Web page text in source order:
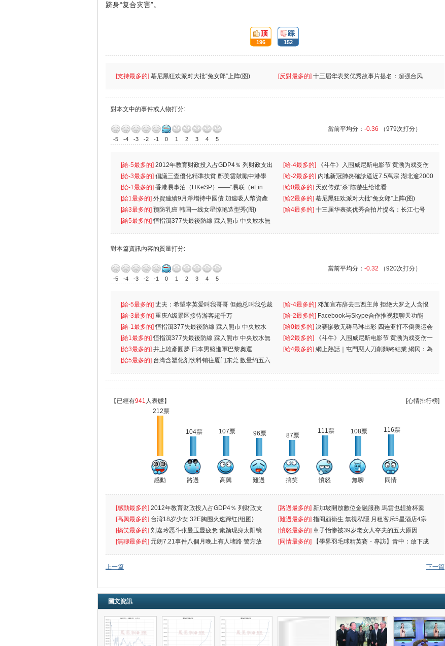
跻身“复合灾害”。
頂:
196
踩:
152
[支持最多的] 慕尼黑狂欢派对大批“兔女郎”上阵(图) [反對最多的] 十三届华表奖优秀故事片提名：超强台风
對本文中的事件或人物打分:
-5 -4 -3 -2 -1 0 1 2 3 4 5
當前平均分： -0.36 （979次打分）
[給-5最多的] 2012年教育财政投入占GDP4％ 列财政支出
首位
[給-4最多的]
《斗牛》入围威尼斯电影节 黄渤为戏受伤
一
[給-3最多的] 倡議三查優化精準扶貧 鄺美雲鼓勵中港學
生
[給-2最多的] 內地新冠肺炎確診逼近7.5萬宗 湖北逾2000
人
[給-1最多的] 香港易事泊（HKeSP）——“易联（eLin
k）”项目
[給0最多的] 天娱传媒“杀”陈楚生给谁看
[給1最多的] 外資連續9月淨增持中國債 加速吸人幣資產 [給2最多的] 慕尼黑狂欢派对大批“兔女郎”上阵(图)
[給3最多的] 预防乳癌 韩国一线女星惊艳造型秀(图) [給4最多的] 十三届华表奖优秀合拍片提名：长江七号
[給5最多的]恒指瀉377失最後防線 踩入熊市 中央放水無
對本篇資訊內容的質量打分:
-5 -4 -3 -2 -1 0 1 2 3 4 5
當前平均分： -0.32 （920次打分）
[給-5最多的] 丈夫：希望李英爱叫我哥哥 但她总叫我总裁
先
[給-4最多的] 邓加宣布辞去巴西主帅 拒绝大罗之人含恨
离
[給-3最多的] 重庆A级景区接待游客超千万 [給-2最多的] Facebook与Skype合作推视频聊天功能
[給-1最多的]恒指瀉377失最後防線 踩入熊市 中央放水
無
[給0最多的] 决赛惨败无碍马琳出彩 四连亚打不倒奥运会
[給1最多的]恒指瀉377失最後防線 踩入熊市 中央放水無 [給2最多的]
《斗牛》入围威尼斯电影节 黄渤为戏受伤一
[給3最多的] 井上雄彥圓夢 日本男籃進軍巴黎奧運 [給4最多的] 網上熱話｜屯門惡人刀削麵終結業 網民：為
[給5最多的] 台湾含塑化剂饮料销往厦门东莞 数量约五六
[心情排行榜]
【已經有941 人表態】
212票
感動
104票
路過
107票
高興
96票
難過
87票
搞笑
111票
憤怒
108票
無聊
116票
同情
[感動最多的] 2012年教育财政投入占GDP4％ 列财政支
出首位
[路過最多的] 新加坡開放數位金融服務 馬雲也想搶杯羹
[高興最多的] 台湾18岁少女 32E胸围火速蹿红(组图) [難過最多的] 指罔顧衞生 無視私隱 月租客斥5星酒店4宗
罪
[搞笑最多的] 刘嘉玲恶斗张曼玉显疲惫 素颜现身太阳镜
遮
[憤怒最多的] 章子怡惨被39岁老女人夺夫的五大原因
[無聊最多的] 元朗7.21事件八個月晚上有人堵路 警方放
催
[同情最多的]
【學界羽毛球精英賽・專訪】青中：放下成
敗
上一篇
下一篇
圖文資訊